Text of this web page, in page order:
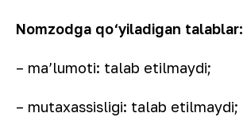
Nomzodga qo‘yiladigan talablar:
– ma’lumoti: talab etilmaydi;
– mutaxassisligi: talab etilmaydi;